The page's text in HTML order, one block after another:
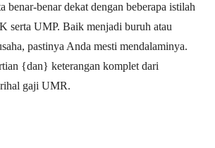
benar-benar dekat dengan beberapa istilah
serta UMP. Baik menjadi buruh atau
pastinya Anda mesti mendalaminya.
{dan} keterangan komplet dari
gaji UMR.